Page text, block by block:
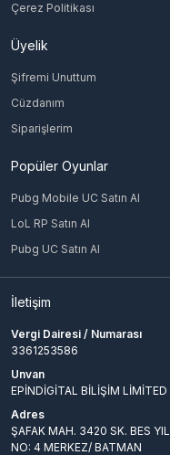
Çerez Politikası
Üyelik
Şifremi Unuttum
Cüzdanım
Siparişlerim
Popüler Oyunlar
Pubg Mobile UC Satın Al
LoL RP Satın Al
Pubg UC Satın Al
İletişim
Vergi Dairesi / Numarası
3361253586
Unvan
EPİNDİGİTAL BİLİŞİM LİMİTED
Adres
ŞAFAK MAH. 3420 SK. BES
NO: 4 MERKEZ/ BATMAN